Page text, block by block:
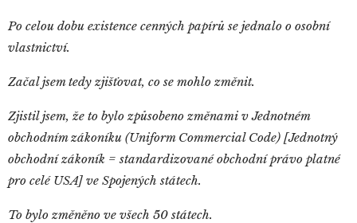
Po celou dobu existence cenných papírů se jednalo o osobní
vlastnictví.
Začal jsem tedy zjišťovat, co se mohlo změnit.
Zjistil jsem, že to bylo způsobeno změnami v Jednotném
obchodním zákoníku (Uniform Commercial Code) [Jednotný
obchodní zákoník = standardizované obchodní právo platné
pro celé USA] ve Spojených státech.
To bylo změněno ve všech 50 státech.